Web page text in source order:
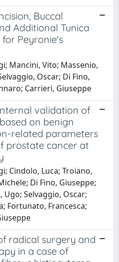
Buccal
Additional Tunica
Peyronie's
Mancini, Vito; Massenio,
Oscar; Di Fino,
Carrieri, Giuseppe
validation of
on benign
related parameters
prostate cancer at
Cindolo, Luca; Troiano,
Di Fino, Giuseppe;
Ugo; Selvaggio, Oscar;
Fortunato, Francesca;
radical surgery and
in a case of